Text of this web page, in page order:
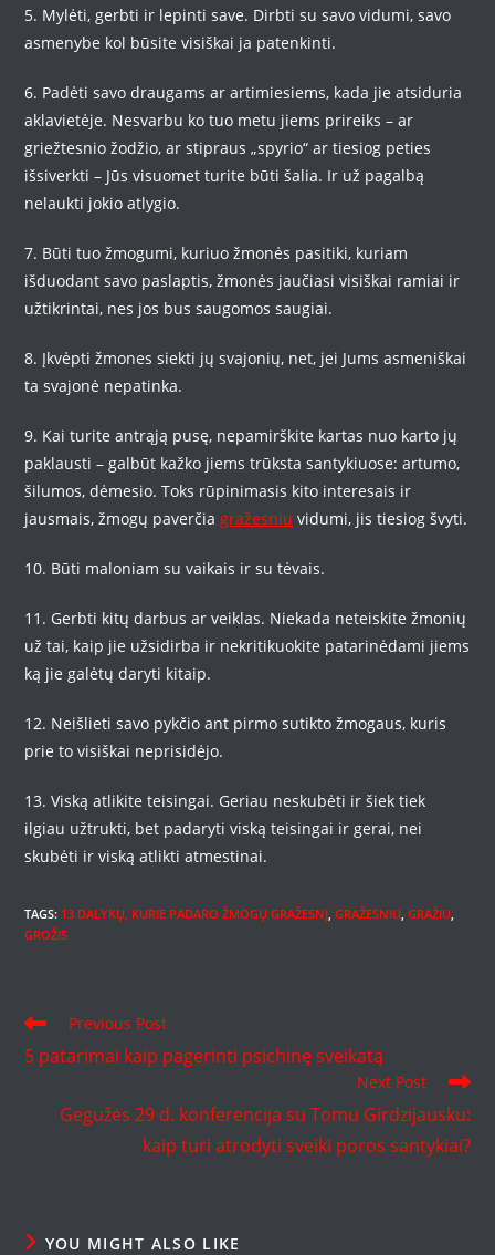
5. Mylėti, gerbti ir lepinti save. Dirbti su savo vidumi, savo
asmenybe kol būsite visiškai ja patenkinti.
6. Padėti savo draugams ar artimiesiems, kada jie atsiduria
aklavietėje. Nesvarbu ko tuo metu jiems prireiks – ar
griežtesnio žodžio, ar stipraus „spyrio“ ar tiesiog peties
išsiverkti – Jūs visuomet turite būti šalia. Ir už pagalbą
nelaukti jokio atlygio.
7. Būti tuo žmogumi, kuriuo žmonės pasitiki, kuriam
išduodant savo paslaptis, žmonės jaučiasi visiškai ramiai ir
užtikrintai, nes jos bus saugomos saugiai.
8. Įkvėpti žmones siekti jų svajonių, net, jei Jums asmeniškai
ta svajonė nepatinka.
9. Kai turite antrąją pusę, nepamirškite kartas nuo karto jų
paklausti – galbūt kažko jiems trūksta santykiuose: artumo,
šilumos, dėmesio. Toks rūpinimasis kito interesais ir
jausmais, žmogų paverčiagražesniu vidumi, jis tiesiog švyti.
10. Būti maloniam su vaikais ir su tėvais.
11. Gerbti kitų darbus ar veiklas. Niekada neteiskite žmonių
už tai, kaip jie užsidirba ir nekritikuokite patarinėdami jiems
ką jie galėtų daryti kitaip.
12. Neišlieti savo pykčio ant pirmo sutikto žmogaus, kuris
prie to visiškai neprisidėjo.
13. Viską atlikite teisingai. Geriau neskubėti ir šiek tiek
ilgiau užtrukti, bet padaryti viską teisingai ir gerai, nei
skubėti ir viską atlikti atmestinai.
TAGS: 13 DALYKŲ, KURIE PADARO ŽMOGŲ GRAŽESNĮ, GRAŽESNIU, GRAŽIU,
GROŽIS
Read
articles
Previous Post
5 patarimai kaip pagerinti psichinę sveikatą
Next Post
Gegužės 29 d. konferencija su Tomu Girdzijausku:
kaip turi atrodyti sveiki poros santykiai?
YOU MIGHT ALSO LIKE